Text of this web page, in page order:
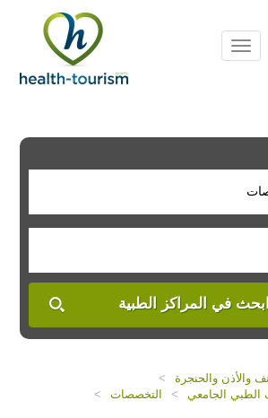
includes
system.
ابحث في المراكز الطبية
والأذن والحنجرة
>
الطبي الجامعي
> التخصصات
>